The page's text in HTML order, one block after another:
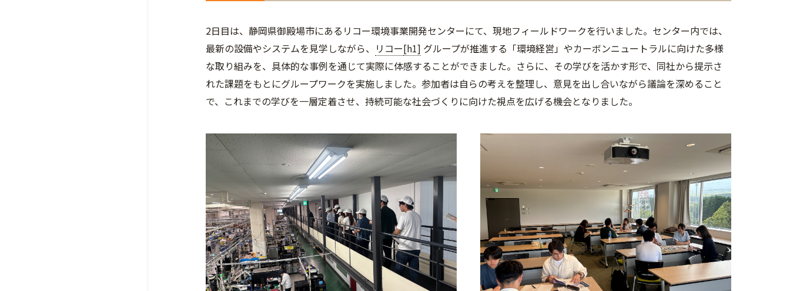
2日目は、静岡県御殿場市にあるリコー環境事業開発センターにて、現地フィールドワークを行いました。センター内では、
最新の設備やシステムを見学しながら、 リコー[h1] グループが推進する「環境経営」やカーボンニュートラルに向けた多様
な取り組みを、具体的な事例を通じて実際に体感することができました。さらに、その学びを活かす形で、同社から提示さ
れた課題をもとにグループワークを実施しました。参加者は自らの考えを整理し、意見を出し合いながら議論を深めること
で、これまでの学びを一層定着させ、持続可能な社会づくりに向けた視点を広げる機会となりました。